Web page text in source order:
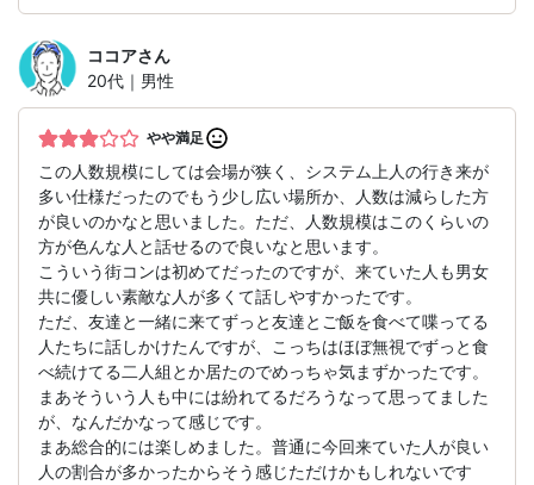
ココアさん
20代｜男性
やや満足
この人数規模にしては会場が狭く、システム上人の行き来が
多い仕様だったのでもう少し広い場所か、人数は減らした方
が良いのかなと思いました。ただ、人数規模はこのくらいの
方が色んな人と話せるので良いなと思います。
こういう街コンは初めてだったのですが、来ていた人も男女
共に優しい素敵な人が多くて話しやすかったです。
ただ、友達と一緒に来てずっと友達とご飯を食べて喋ってる
人たちに話しかけたんですが、こっちはほぼ無視でずっと食
べ続けてる二人組とか居たのでめっちゃ気まずかったです。
まあそういう人も中には紛れてるだろうなって思ってました
が、なんだかなって感じです。
まあ総合的には楽しめました。普通に今回来ていた人が良い
人の割合が多かったからそう感じただけかもしれないです